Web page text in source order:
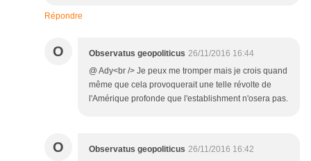
Répondre
O Observatus geopoliticus 26/11/2016 16:44
@ Ady<br /> Je peux me tromper mais je crois quand
même que cela provoquerait une telle révolte de
l'Amérique profonde que l'establishment n'osera pas.
O Observatus geopoliticus 26/11/2016 16:42